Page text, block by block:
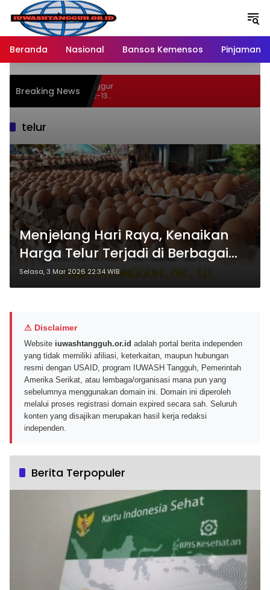
Langsung
konten
Beranda
Nasional Bansos Kemensos Pinjaman
Breaking News
Persen Buah Anggur
Spesial 12-13
telur
Menjelang Hari Raya, Kenaikan
Harga Telur Terjadi di Berbagai
Wilayah Indonesia
Selasa, 3 Mar 2026 22:34 WIB
⚠ Disclaimer
Website iuwashtangguh.or.id adalah portal berita independen
yang tidak memiliki afiliasi, keterkaitan, maupun hubungan
resmi dengan USAID, program IUWASH Tangguh, Pemerintah
Amerika Serikat, atau lembaga/organisasi mana pun yang
sebelumnya menggunakan domain ini. Domain ini diperoleh
melalui proses registrasi domain expired secara sah. Seluruh
konten yang disajikan merupakan hasil kerja redaksi
independen.
Berita Terpopuler